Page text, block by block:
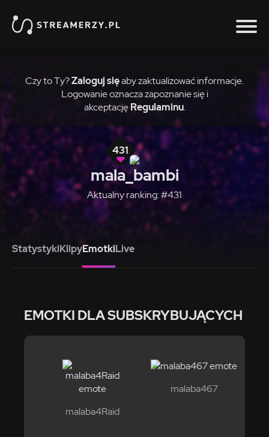
Czy to Ty?Zaloguj sięaby zaktualizować informacje.
Logowanie oznacza zapoznanie się i
akceptację Regulaminu.
431
mala_bambi
Aktualny ranking: #431
StatystykiKlipyEmotkiLive
EMOTKI DLA SUBSKRYBUJĄCYCH
malaba4Raid
malaba467